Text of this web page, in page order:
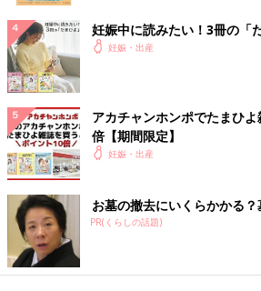
妊娠中に読みたい！3冊の「
妊娠・出産
アカチャンホンポでたまひ
倍【期間限定】
妊娠・出産
お墓の撤去にいくらかかる
PR(くらしの話題)